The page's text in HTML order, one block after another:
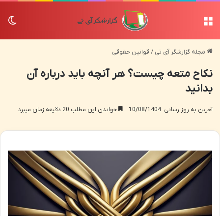
مجله گزارشگر آی تی / قوانین حقوقی
نکاح متعه چیست؟ هر آنچه باید درباره آن
بدانید
آخرین به روز رسانی: 10/08/1404 خواندن این مطلب 20 دقیقه زمان میبرد